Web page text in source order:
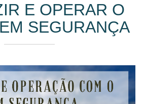
E OPERAR O
SEGURANÇA